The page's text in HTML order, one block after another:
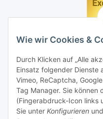
Wie wir Cookies &
Durch Klicken auf „Alle
Einsatz folgender Dienste
Vimeo, ReCaptcha,
Tag Manager. Sie können
(Fingerabdruck-Icon links
Sie unter Konfigurieren